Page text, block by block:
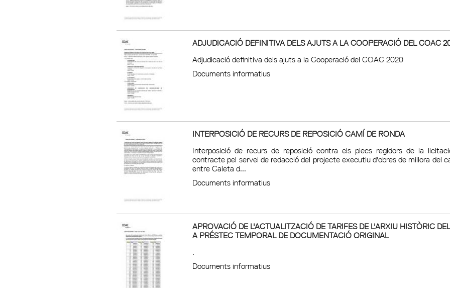
ADJUDICACIÓ DEFINITIVA DELS AJUTS A LA COOPERACIÓ DEL COAC
Adjudicació definitiva dels ajuts a la Cooperació del COAC 2020
Documents informatius
INTERPOSICIÓ DE RECURS DE REPOSICIÓ CAMÍ DE RONDA
Interposició de recurs de reposició contra els plecs regidors de la
contracte pel servei de redacció del projecte executiu d'obres de millora del
entre Caleta d...
Documents informatius
APROVACIÓ DE L'ACTUALITZACIÓ DE TARIFES DE L'ARXIU HISTÒRIC
A PRÉSTEC TEMPORAL DE DOCUMENTACIÓ ORIGINAL
.
Documents informatius